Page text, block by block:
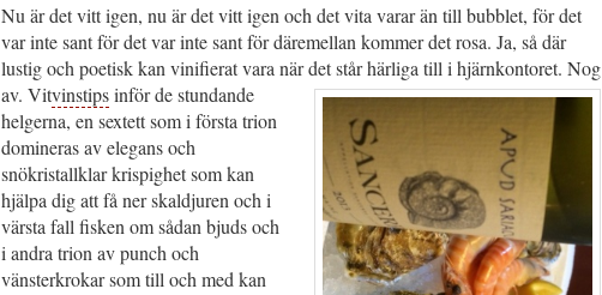
Nu är det vitt igen, nu är det vitt igen och det vita varar än till bubblet, för det
var inte sant för det var inte sant för däremellan kommer det rosa. Ja, så där
lustig och poetisk kan vinifierat vara när det står härliga till i hjärnkontoret. Nog
av. Vitvinstipsinför de stundande
helgerna, en sextett som i första trion
domineras av elegans och
snökristallklar krispighet som kan
hjälpa dig att få ner skaldjuren och i
värsta fall fisken om sådan bjuds och
i andra trion av punch och
vänsterkrokar som till och med kan